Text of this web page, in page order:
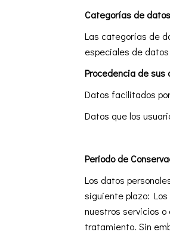
Categorías de datos
Las categorías de
especiales de
Procedencia de sus
Datos facilitados
Datos que los
Periodo de
Los datos
siguiente plazo:
nuestros servicios
tratamiento. Sin